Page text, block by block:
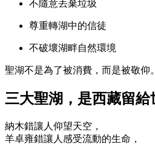
不隨意丟棄垃圾
尊重轉湖中的信徒
不破壞湖畔自然環境
聖湖不是為了被消費，而是被敬仰。
三大聖湖，是西藏留
納木錯讓人仰望天空，
羊卓雍錯讓人感受流動的生命，